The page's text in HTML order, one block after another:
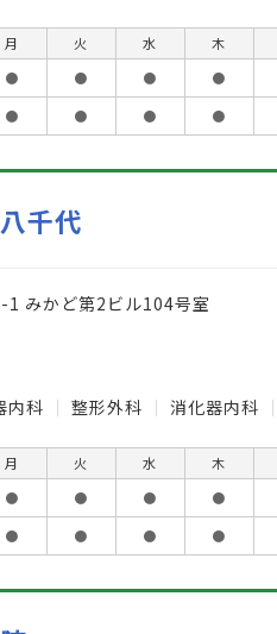
月 火 水 木
● ● ● ●
● ● ● ●
千代
みかど第2ビル104号室
内科 整形外科 消化器内科
月 火 水 木
● ● ● ●
● ● ● ●